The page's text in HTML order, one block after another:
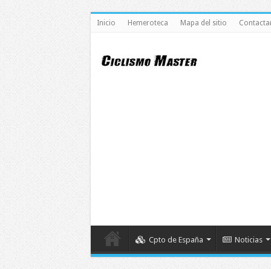
Inicio Hemeroteca Mapa del sitio
Cpto de España Noticias